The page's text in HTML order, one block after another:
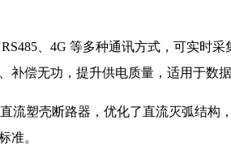
、4G 等多种通讯方式，可实时
偿无功，提升供电质量，适用于数
塑壳断路器，优化了直流灭弧结构
准。